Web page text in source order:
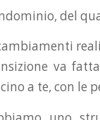
del
va
a te, con le